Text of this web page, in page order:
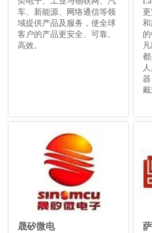
车、新能源、网络通信等领
域提供产品及服务，使全球
客户的产品更安全、可靠、
高效。
戴
晟矽微电